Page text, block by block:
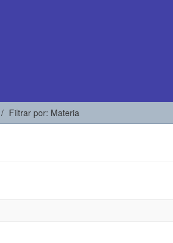
Filtrar por: Materia